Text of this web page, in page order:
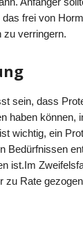
frei von
zu verringern.
sein, dass
haben können,
wichtig, ein
Bedürfnissen
ist.Im
zu Rate